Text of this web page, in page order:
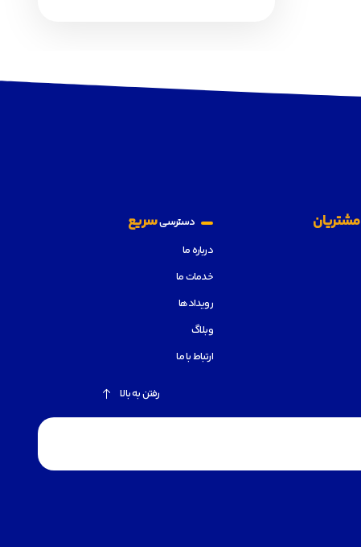
مشتریان دسترسیسریع
درباره ما
خدمات ما
رویدادها
وبلاگ
ارتباط با ما
رفتن به بالا